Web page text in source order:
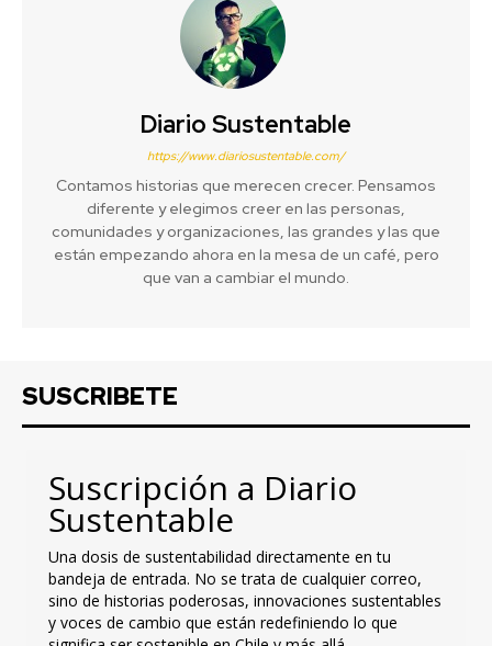
Diario Sustentable
https://www.diariosustentable.com/
Contamos historias que merecen crecer. Pensamos
diferente y elegimos creer en las personas,
comunidades y organizaciones, las grandes y las que
están empezando ahora en la mesa de un café, pero
que van a cambiar el mundo.
SUSCRIBETE
Suscripción a Diario
Sustentable
Una dosis de sustentabilidad directamente en tu
bandeja de entrada. No se trata de cualquier correo,
sino de historias poderosas, innovaciones sustentables
y voces de cambio que están redefiniendo lo que